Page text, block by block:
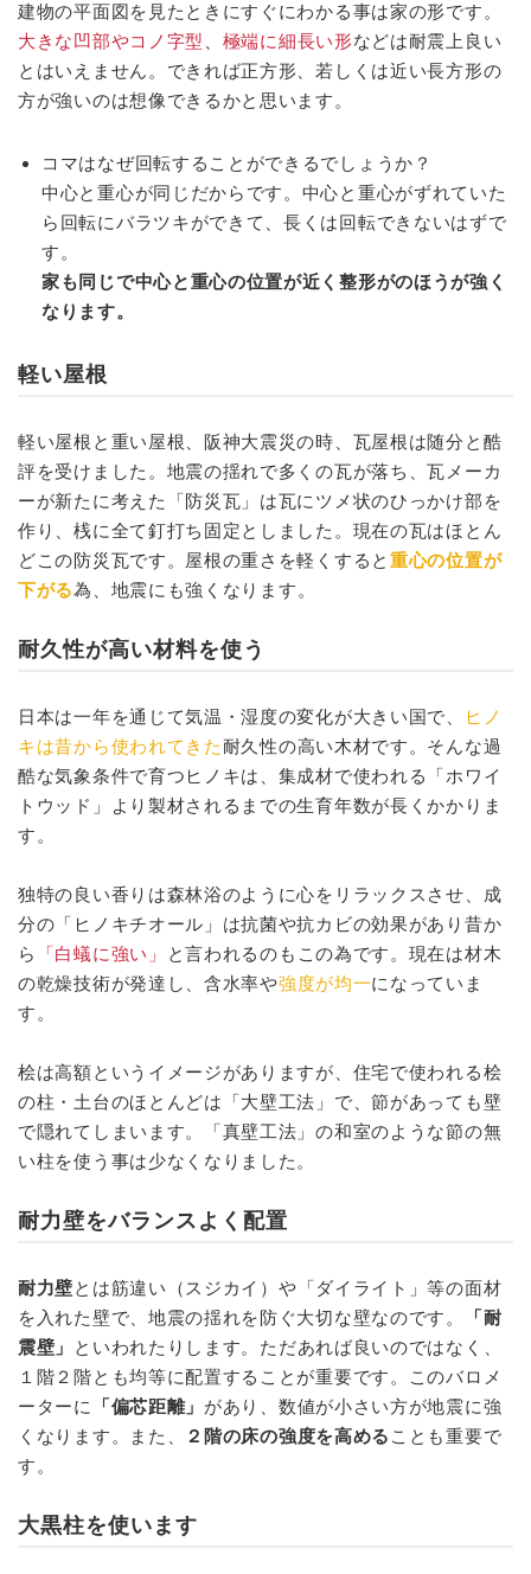
建物の平面図を見たときにすぐにわかる事は家の形です。
大きな凹部やコノ字型
極端に細長い形などは耐震上良い
とはいえません。できれば正方形、若しくは近い長方形の
方が強いのは想像できるかと思います。
コマはなぜ回転することができるでしょうか？
中心と重心が同じだからです。中心と重心がずれていた
ら回転にバラツキができて、長くは回転できないはずで
す。
家も同じで中心と重心の位置が近く整形がのほうが強く
なります。
軽い屋根
軽い屋根と重い屋根、阪神大震災の時、瓦屋根は随分と酷
評を受けました。地震の揺れで多くの瓦が落ち、瓦メーカ
ーが新たに考えた「防災瓦」は瓦にツメ状のひっかけ部を
作り、桟に全て釘打ち固定としました。現在の瓦はほとん
どこの防災瓦です。屋根の重さを軽くすると 重心の位置が
下がる為、地震にも強くなります。
耐久性が高い材料を使う
日本は一年を通じて気温・湿度の変化が大きい国で、
ヒノ
キは昔から使われてきた耐久性の高い木材です。そんな過
酷な気象条件で育つヒノキは、集成材で使われる「ホワイ
トウッド」より製材されるまでの生育年数が長くかかりま
す。
独特の良い香りは森林浴のように心をリラックスさせ、成
分の「ヒノキチオール」は抗菌や抗カビの効果があり昔か
ら
「白蟻に強い」
と言われるのもこの為です。現在は材木
の乾燥技術が発達し、含水率や強度が均一になっていま
す。
桧は高額というイメージがありますが、住宅で使われる桧
の柱・土台のほとんどは「大壁工法」で、節があっても壁
で隠れてしまいます。「真壁工法」の和室のような節の無
い柱を使う事は少なくなりました。
耐力壁をバランスよく配置
耐力壁とは筋違い（スジカイ）や「ダイライト」等の面材
を入れた壁で、地震の揺れを防ぐ大切な壁なのです。
「耐
震壁」
といわれたりします。ただあれば良いのではなく、
１階２階とも均等に配置することが重要です。このバロメ
ーターに
「偏芯距離」 があり、数値が小さい方が地震に強
くなります。また、
２階の床の強度を高める ことも重要で
す。
大黒柱を使います